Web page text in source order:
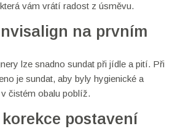
vám vrátí radost z úsměvu.
na prvním
lze snadno sundat při jídle a pití. Při
je sundat, aby byly hygienické a
čistém obalu poblíž.
postavení